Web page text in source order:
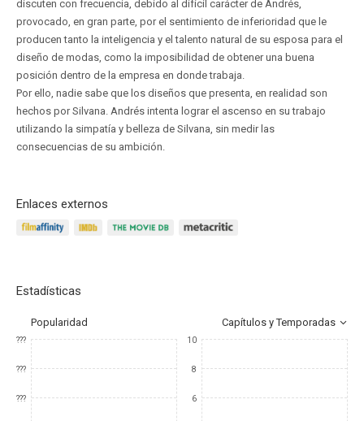
discuten con frecuencia, debido al difícil carácter de Andrés,
provocado, en gran parte, por el sentimiento de inferioridad que le
producen tanto la inteligencia y el talento natural de su esposa para el
diseño de modas, como la imposibilidad de obtener una buena
posición dentro de la empresa en donde trabaja.
Por ello, nadie sabe que los diseños que presenta, en realidad son
hechos por Silvana. Andrés intenta lograr el ascenso en su trabajo
utilizando la simpatía y belleza de Silvana, sin medir las
consecuencias de su ambición.
Enlaces externos
Estadísticas
Popularidad Capítulos y Temporadas
???
???
???
10
8
6